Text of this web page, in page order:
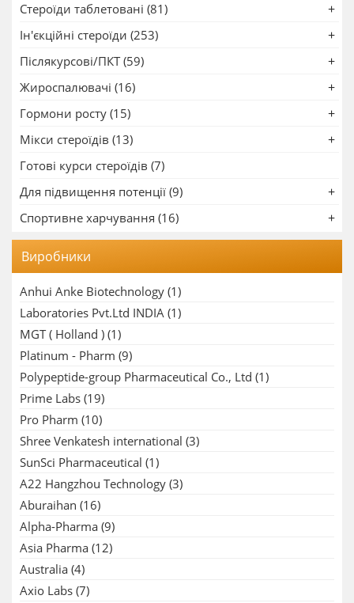
Стероїди таблетовані (81)
Ін'єкційні стероїди (253)
Післякурсові/ПКТ (59)
Жироспалювачі (16)
Гормони росту (15)
Мікси стероїдів (13)
Готові курси стероїдів (7)
Для підвищення потенції (9)
Спортивне харчування (16)
Виробники
Anhui Anke Biotechnology (1)
Laboratories Pvt.Ltd INDIA (1)
MGT ( Holland ) (1)
Platinum - Pharm (9)
Polypeptide-group Pharmaceutical Co., Ltd (1)
Prime Labs (19)
Pro Pharm (10)
Shree Venkatesh international (3)
SunSci Pharmaceutical (1)
A22 Hangzhou Technology (3)
Aburaihan (16)
Alpha-Pharma (9)
Asia Pharma (12)
Australia (4)
Axio Labs (7)